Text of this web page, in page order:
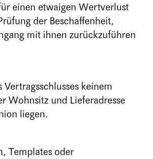
einen etwaigen Wertverlust
der Beschaffenheit,
mit ihnen zurückzuführen
keinem
Wohnsitz und Lieferadresse
liegen.
Templates oder